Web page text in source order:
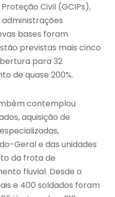
Civil (GCIPs),
bases foram
previstas mais cinco
para 32
de quase 200%.
contemplou
aquisição de
Geral e das unidades
da frota de
fluvial. Desde o
e 400 soldados foram